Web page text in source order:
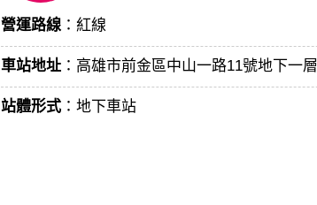
營運路線：紅線
車站地址：高雄市前金區中山一路11號地下一層
站體形式：地下車站